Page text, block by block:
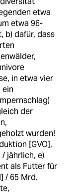
etwa
etwa 96-
b) dafür, dass
in etwa vier
ein
der
wurden!
[GVO],
jährlich, e)
als Futter für
/ 65 Mrd.